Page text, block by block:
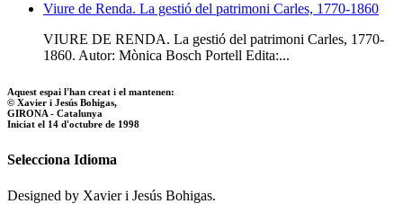
Viure de Renda. La gestió del patrimoni Carles, 1770-1860
VIURE DE RENDA. La gestió del patrimoni Carles, 1770-
1860. Autor: Mònica Bosch Portell Edita:...
Aquest espai l'han creat i el mantenen:
© Xavier i Jesús Bohigas,
GIRONA - Catalunya
Iniciat el 14 d'octubre de 1998
Selecciona Idioma
Designed by Xavier i Jesús Bohigas.